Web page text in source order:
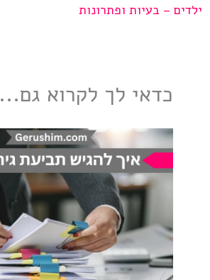
ילדים – בעיות ופתרונות
כדאי לך לקרוא גם...